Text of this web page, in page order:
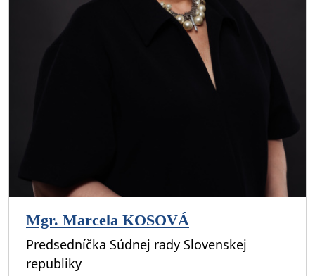
Mgr. Marcela KOSOVÁ
Predsedníčka Súdnej rady Slovenskej
republiky